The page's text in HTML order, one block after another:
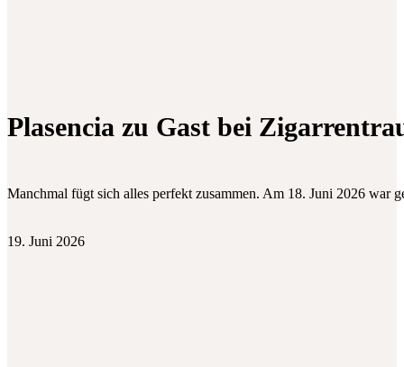
Plasencia zu Gast bei
Manchmal fügt sich alles perfekt zusammen. Am 18. Juni 2026 war
19. Juni 2026